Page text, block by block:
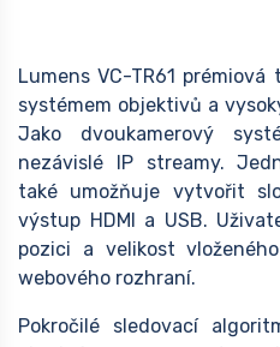
Lumens VC-TR61
systémem objektivů a
Jako dvoukamerový
nezávislé IP streamy.
také umožňuje vytvořit
výstup HDMI a USB.
pozici a velikost
webového rozhraní.
Pokročilé sledovací